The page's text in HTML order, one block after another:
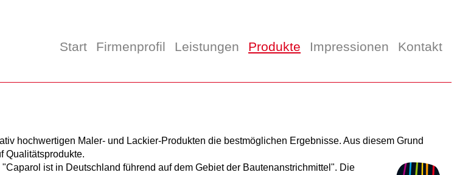
Start Firmenprofil Leistungen Produkte Impressionen Kontakt
hochwertigen Maler- und Lackier-Produkten die bestmöglichen Ergebnisse. Aus diesem Grund
Qualitätsprodukte.
ist in Deutschland führend auf dem Gebiet der Bautenanstrichmittel". Die